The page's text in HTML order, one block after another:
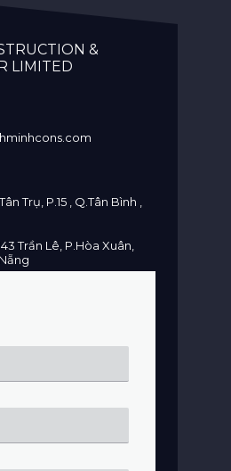
&
LIMITED
Trụ, P.15 , Q.Tân Bình ,
Trần Lê, P.Hòa Xuân,